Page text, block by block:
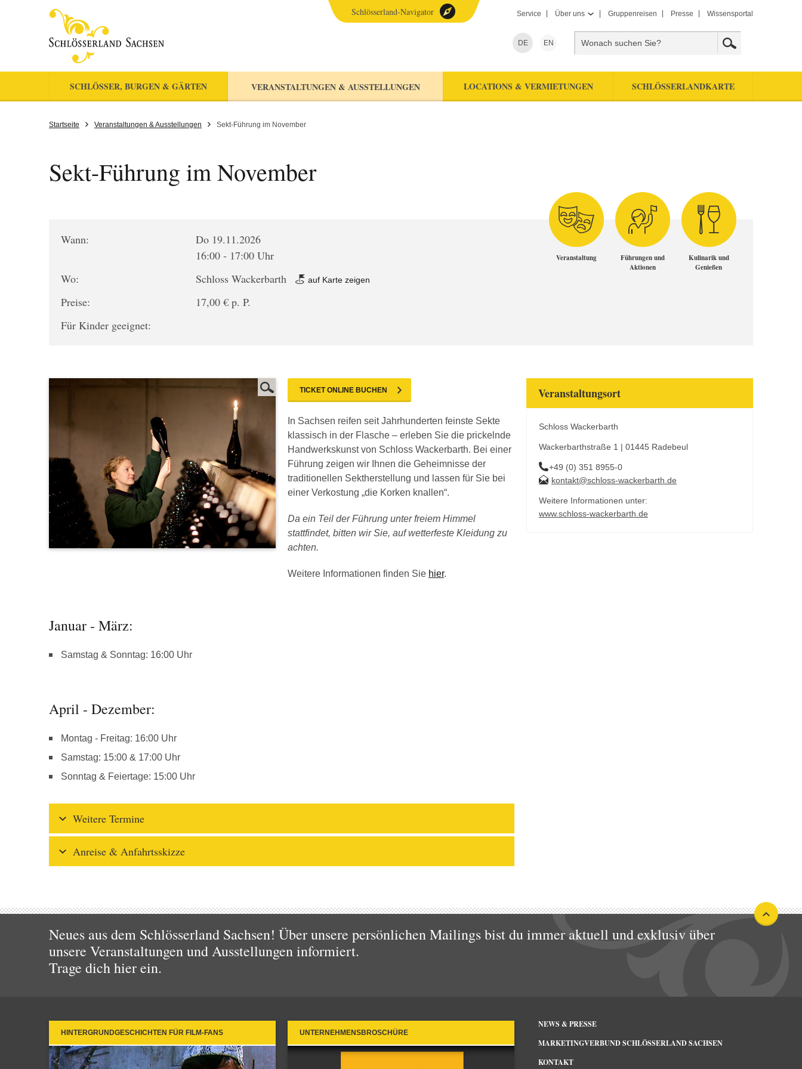
Service Über uns Gruppenreisen Presse Wissensportal
DE EN
SCHLÖSSER, BURGEN & GÄRTEN VERANSTALTUNGEN & AUSSTELLUNGEN LOCATIONS & VERMIETUNGEN SCHLÖSSERLANDKARTE
Schlösserland-Navigator
Startseite Veranstaltungen & Ausstellungen Sekt-Führung im November
Sekt-Führung im November
Wann:
Do 19.11.2026
16:00 - 17:00 Uhr
Wo:
Schloss Wackerbarth auf Karte zeigen
Preise:
17,00 € p. P.
Für Kinder geeignet:
Veranstaltung
Führungen und
Aktionen
Kulinarik und
Genießen
TICKET ONLINE BUCHEN
In Sachsen reifen seit Jahrhunderten feinste Sekte
klassisch in der Flasche – erleben Sie die prickelnde
Handwerkskunst von Schloss Wackerbarth. Bei einer
Führung zeigen wir Ihnen die Geheimnisse der
traditionellen Sektherstellung und lassen für Sie bei
einer Verkostung „die Korken knallen“.
Da ein Teil der Führung unter freiem Himmel
stattfindet, bitten wir Sie, auf wetterfeste Kleidung zu
achten.
Weitere Informationen finden Sie hier.
Januar - März:
Samstag & Sonntag: 16:00 Uhr
April - Dezember:
Montag - Freitag: 16:00 Uhr
Samstag: 15:00 & 17:00 Uhr
Sonntag & Feiertage: 15:00 Uhr
Weitere Termine
Anreise & Anfahrtsskizze
Veranstaltungsort
Schloss Wackerbarth
Wackerbarthstraße 1 | 01445 Radebeul
+49 (0) 351 8955-0
kontakt@schloss-wackerbarth.de
Weitere Informationen unter:
www.schloss-wackerbarth.de
Neues aus dem Schlösserland Sachsen! Über unsere persönlichen Mailings bist du immer aktuell und exklusiv über
unsere Veranstaltungen und Ausstellungen informiert.
Trage dich hier ein.
HINTERGRUNDGESCHICHTEN FÜR FILM-FANS UNTERNEHMENSBROSCHÜRE
NEWS & PRESSE
MARKETINGVERBUND SCHLÖSSERLAND SACHSEN
KONTAKT